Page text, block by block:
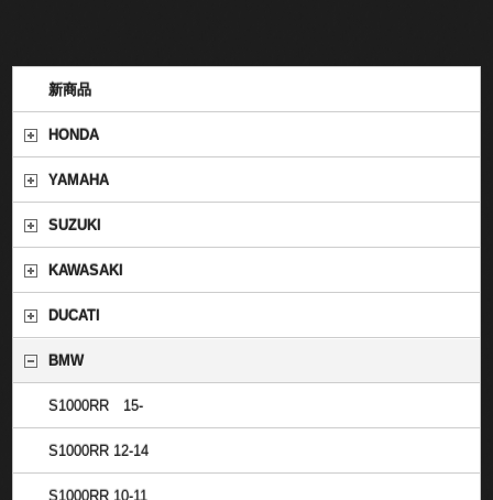
新商品
HONDA
YAMAHA
SUZUKI
KAWASAKI
DUCATI
BMW
S1000RR 15-
S1000RR 12-14
S1000RR 10-11